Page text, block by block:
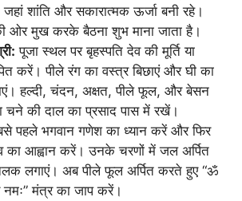
शांति और सकारात्मक ऊर्जा बनी रहे।
ओर मुख करके बैठना शुभ माना जाता है।
पूजा स्थल पर बृहस्पति देव की मूर्ति या
करें। पीले रंग का वस्त्र बिछाएं और घी का
हल्दी, चंदन, अक्षत, पीले फूल, और बेसन
की दाल का प्रसाद पास में रखें।
पहले भगवान गणेश का ध्यान करें और फिर
का आह्वान करें। उनके चरणों में जल अर्पित
लगाएं। अब पीले फूल अर्पित करते हुए “ॐ
मंत्र का जाप करें।